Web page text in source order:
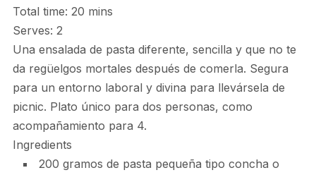
Total time: 20 mins
Serves: 2
Una ensalada de pasta diferente, sencilla y que no te
da regüelgos mortales después de comerla. Segura
para un entorno laboral y divina para llevársela de
picnic. Plato único para dos personas, como
acompañamiento para 4.
Ingredients
200 gramos de pasta pequeña tipo concha o